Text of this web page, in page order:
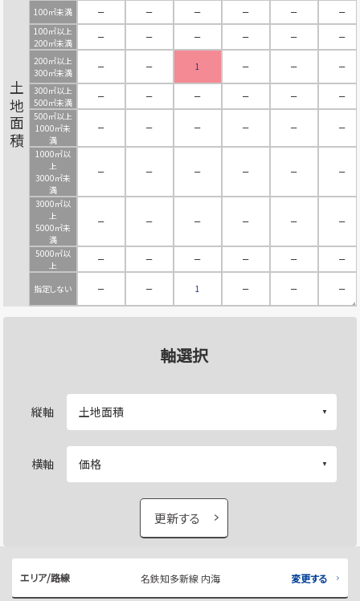
土地面積
100㎡未満 － － － － －
－
100㎡以上
200㎡未満
－ － － － －
－
200㎡以上
300㎡未満
－ － 1 － －
－
300㎡以上
500㎡未満
－ － － － －
－
500㎡以上
1000㎡未
満
－ － － － － －
1000㎡以
上
3000㎡未
満
－ － － － － －
3000㎡以
上
5000㎡未
満
－ － － － － －
5000㎡以
上
－ － － － － －
指定しない － － 1 － － －
軸選択
縦軸
横軸
更新する
エリア/路線 名鉄知多新線 内海 変更する